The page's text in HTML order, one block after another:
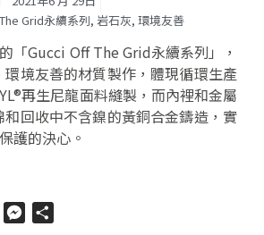
Grid永續系列, 岩石灰, 環境友善
「Gucci Off The Grid永續系列」，
境友善的材質製作，體現循環生產
再生尼龍面料縫製，而內裡和金屬
回收中不含鎳的黃銅合金鑄造，實
護的決心。
WhatsAppMessenger